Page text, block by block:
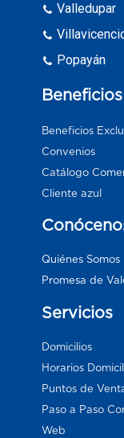
Valledupar
Popayán
Beneficios
Beneficios
Convenios
Catálogo
Cliente azul
Quiénes Somos
Promesa de
Servicios
Domicilios
Horarios
Puntos de
Paso a Paso
Web